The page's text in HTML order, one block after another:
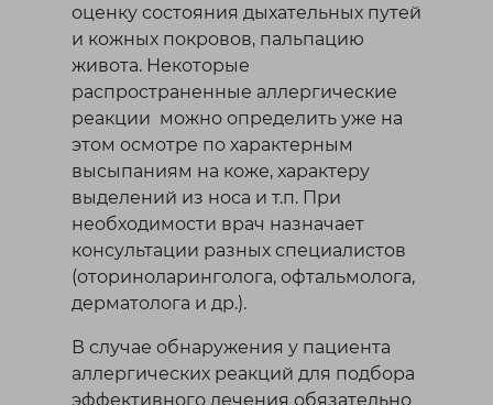
оценку состояния дыхательных путей
и кожных покровов, пальпацию
живота. Некоторые
распространенные аллергические
реакции можно определить уже на
этом осмотре по характерным
высыпаниям на коже, характеру
выделений из носа и т.п. При
необходимости врач назначает
консультации разных специалистов
(оториноларинголога, офтальмолога,
дерматолога и др.).
В случае обнаружения у пациента
аллергических реакций для подбора
эффективного лечения обязательно